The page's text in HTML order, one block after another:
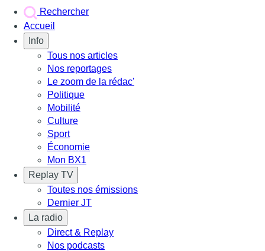
Rechercher
Accueil
Info
Tous nos articles
Nos reportages
Le zoom de la rédac'
Politique
Mobilité
Culture
Sport
Économie
Mon BX1
Replay TV
Toutes nos émissions
Dernier JT
La radio
Direct & Replay
Nos podcasts